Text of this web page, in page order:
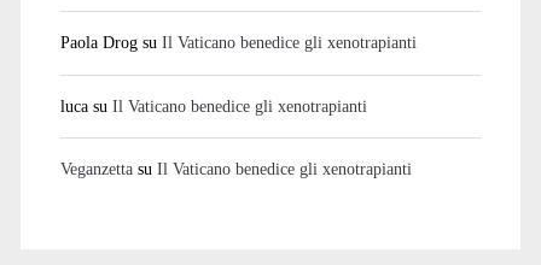
Paola Drogsu Il Vaticano benedice gli xenotrapianti
lucasu Il Vaticano benedice gli xenotrapianti
Veganzettasu Il Vaticano benedice gli xenotrapianti